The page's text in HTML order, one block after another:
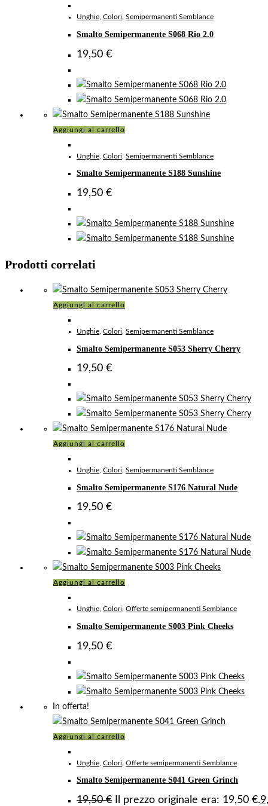
Unghie, Colori, Semipermanenti Semblance
Smalto Semipermanente S068 Rio 2.0
19,50 €
Aggiungi al carrello
Unghie Colori Semipermanenti Semblance
Smalto Semipermanente S188 Sunshine
19,50 €
Prodotti correlati
Aggiungi al carrello
Unghie Colori Semipermanenti Semblance
Smalto Semipermanente S053 Sherry Cherry
19,50 €
Aggiungi al carrello
Unghie Colori Semipermanenti Semblance
Smalto Semipermanente S176 Natural Nude
19,50 €
Aggiungi al carrello
Unghie, Colori, Offerte semipermanenti Semblance
Smalto Semipermanente S003 Pink Cheeks
19,50 €
In offerta!
Aggiungi al carrello
Unghie Colori Offerte semipermanenti Semblance
Smalto Semipermanente S041 Green Grinch
19,50€ Il prezzo originale era: 19,50 €.